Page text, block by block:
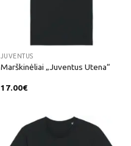
JUVENTUS
Marškinėliai „Juventus Utena“
17.00€